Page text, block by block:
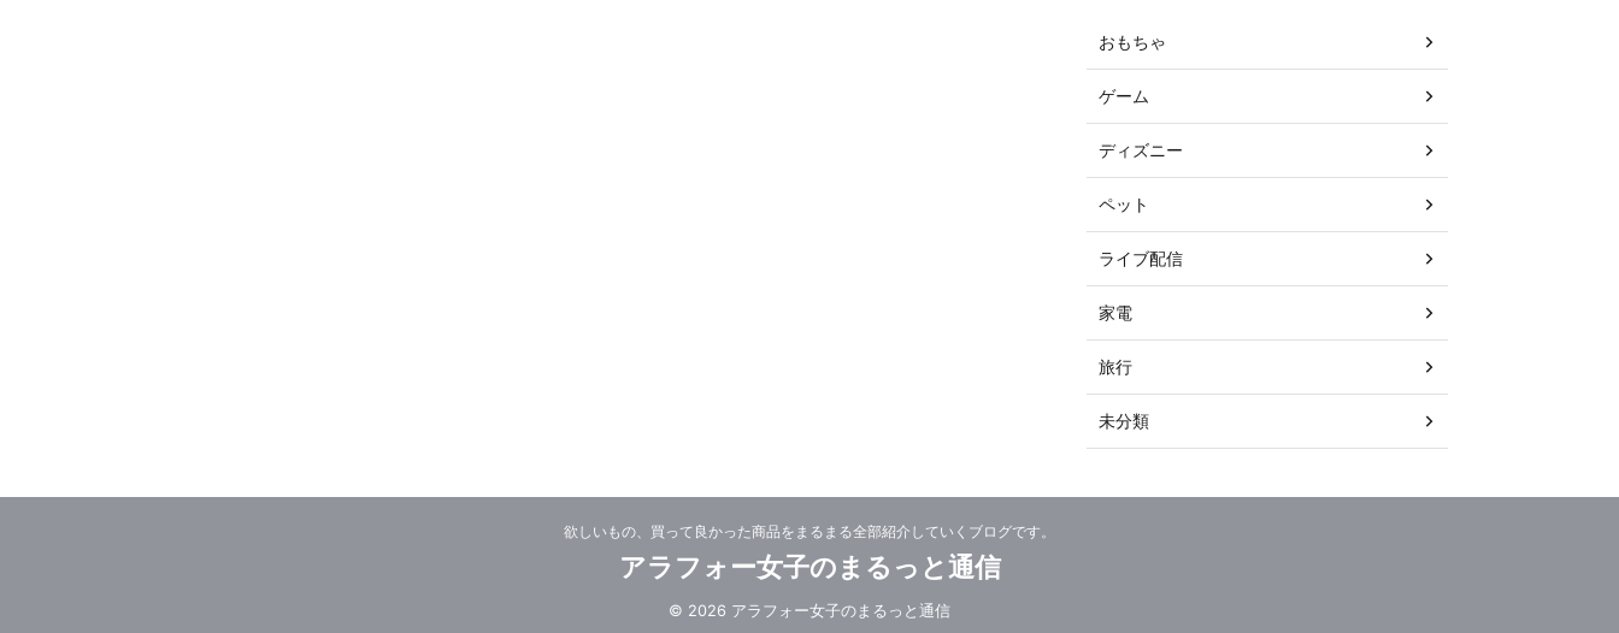
おもちゃ
ゲーム
ディズニー
ペット
ライブ配信
家電
旅行
未分類
欲しいもの、買って良かった商品をまるまる全部紹介していくブログです。
アラフォー女子のまるっと通信
© 2026 アラフォー女子のまるっと通信